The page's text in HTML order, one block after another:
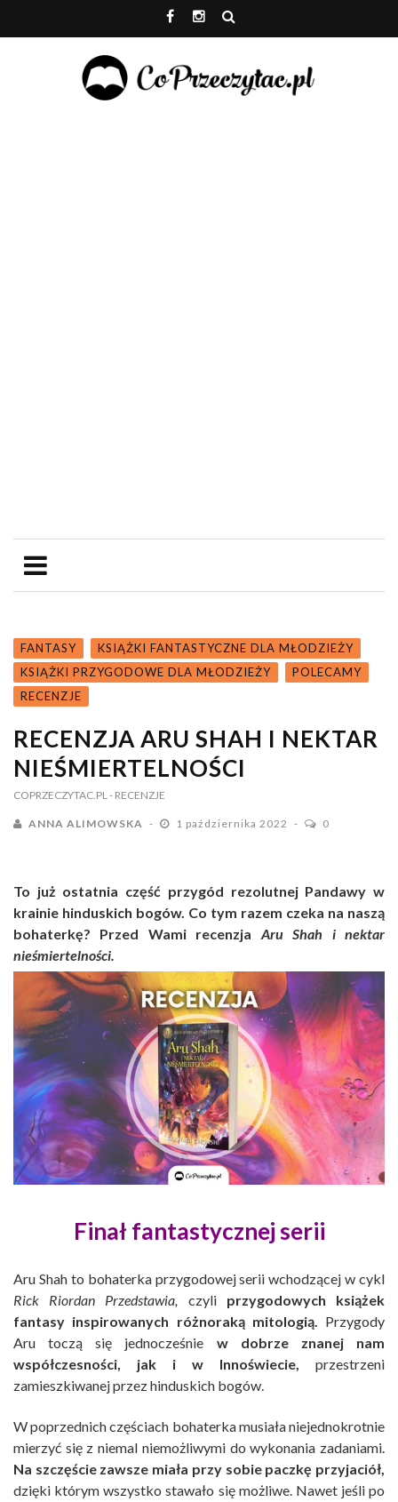
FANTASY
KSIĄŻKI FANTASTYCZNE DLA MŁODZIEŻY
KSIĄŻKI PRZYGODOWE DLA MŁODZIEŻY
POLECAMY
RECENZJE
RECENZJA ARU SHAH I NEKTAR
NIEŚMIERTELNOŚCI
COPRZECZYTAC.PL - RECENZJE
ANNA ALIMOWSKA 1 października 2022 0
To już ostatnia część przygód rezolutnej Pandawy w
krainie hinduskich bogów. Co tym razem czeka na naszą
bohaterkę? Przed Wami recenzja Aru Shah i nektar
nieśmiertelności.
Finał fantastycznej serii
Aru Shah to bohaterka przygodowej serii wchodzącej w cykl
Rick Riordan Przedstawia, czyli przygodowych książek
fantasy inspirowanych różnoraką mitologią. Przygody
Aru toczą się jednocześnie w dobrze znanej nam
współczesności, jak i w Innoświecie, przestrzeni
zamieszkiwanej przez hinduskich bogów.
W poprzednich częściach bohaterka musiała niejednokrotnie
mierzyć się z niemal niemożliwymi do wykonania zadaniami.
Na szczęście zawsze miała przy sobie paczkę przyjaciół,
dzięki którym wszystko stawało się możliwe. Nawet jeśli po